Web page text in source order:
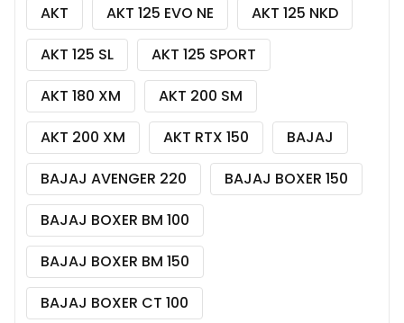
AKT AKT 125 EVO NE
AKT 125 NKD
AKT 125 SL
AKT 125 SPORT
AKT 180 XM
AKT 200 SM
AKT 200 XM
AKT RTX 150
BAJAJ
BAJAJ AVENGER 220
BAJAJ BOXER 150
BAJAJ BOXER BM 100
BAJAJ BOXER BM 150
BAJAJ BOXER CT 100